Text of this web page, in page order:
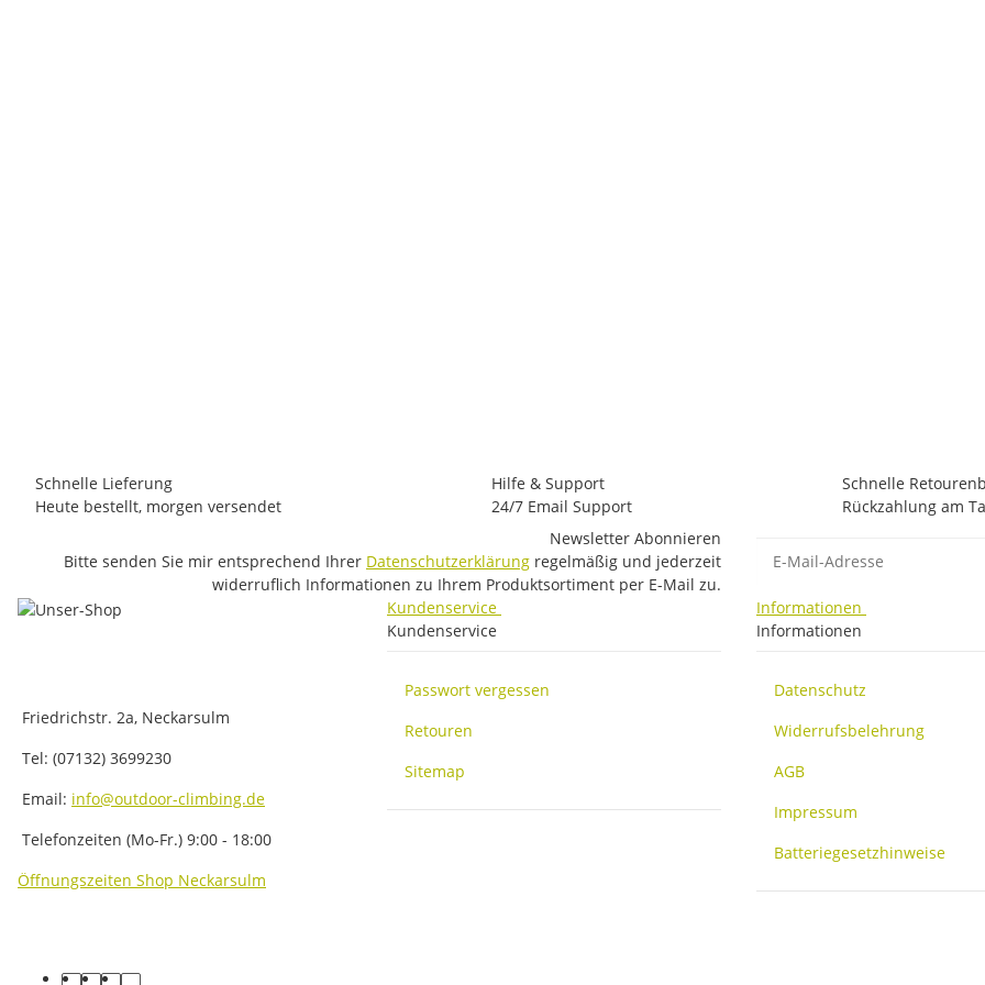
Schnelle Lieferung
Heute bestellt, morgen versendet
Hilfe & Support
24/7 Email Support
Schnelle
Rückzahlung am
Newsletter Abonnieren
Bitte senden Sie mir entsprechend Ihrer Datenschutzerklärung regelmäßig und jederzeit
widerruflich Informationen zu Ihrem Produktsortiment per E-Mail zu.
Friedrichstr. 2a, Neckarsulm
Tel: (07132) 3699230
Email: info@outdoor-climbing.de
Telefonzeiten (Mo-Fr.) 9:00 - 18:00
Öffnungszeiten Shop Neckarsulm
Kundenservice
Kundenservice
Passwort vergessen
Retouren
Sitemap
Informationen
Informationen
Datenschutz
Widerrufsbelehrung
AGB
Impressum
Batteriegesetzhinweise